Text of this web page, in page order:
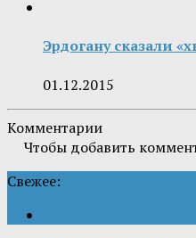
Эрдогану сказали
01.12.2015
Комментарии
Чтобы добавить
Свежее: